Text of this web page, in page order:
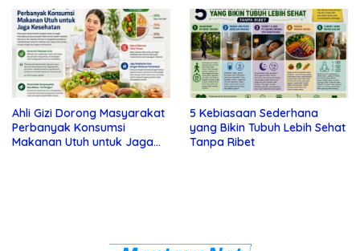
Ahli Gizi Dorong Masyarakat
Perbanyak Konsumsi
Makanan Utuh untuk Jaga
5 Kebiasaan Sederhana
yang Bikin Tubuh Lebih Sehat
Tanpa Ribet